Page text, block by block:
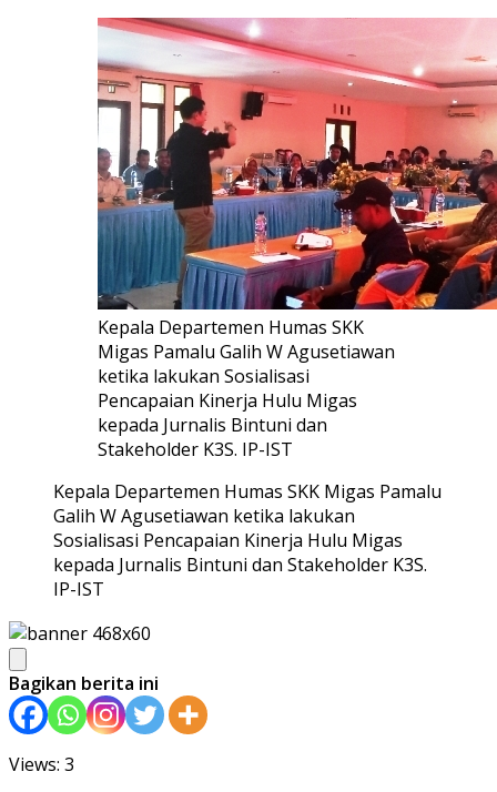
Kepala Departemen Humas SKK
Migas Pamalu Galih W Agusetiawan
ketika lakukan Sosialisasi
Pencapaian Kinerja Hulu Migas
kepada Jurnalis Bintuni dan
Stakeholder K3S. IP-IST
Kepala Departemen Humas SKK Migas Pamalu
Galih W Agusetiawan ketika lakukan
Sosialisasi Pencapaian Kinerja Hulu Migas
kepada Jurnalis Bintuni dan Stakeholder K3S.
IP-IST
Bagikan berita ini
Views: 3